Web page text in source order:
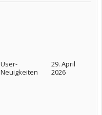
User-
Neuigkeiten
29. April
2026